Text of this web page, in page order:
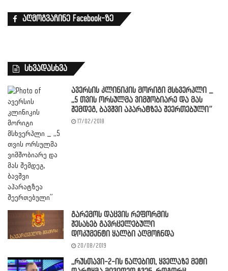
აღმოგვაჩინე Facebook-ზე
სხვადასხვა
ავერსის კლინიკის მორიგი მსხვერპლი _
,,5 თვის ორსულმა ვიმშობიარე და მას
შემდეგ, ბავშვი აპარატზეა შეერთებული”
17/02/2018
გარემოს დაცვის რეფორმის
შესახებ გავრცელებული
დოკუმენტი ყალბი აღმოჩნდა
20/08/2019
,,რუსთავი-2-ის წაღებით, ყველაზე მეტი